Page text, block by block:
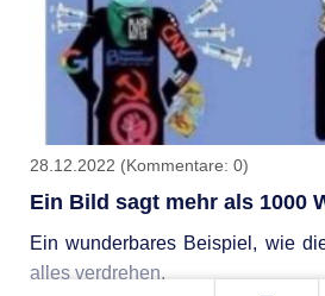
28.12.2022 (Kommentare: 0)
Ein Bild sagt mehr als 1000
Ein wunderbares Beispiel, wie
alles verdrehen.